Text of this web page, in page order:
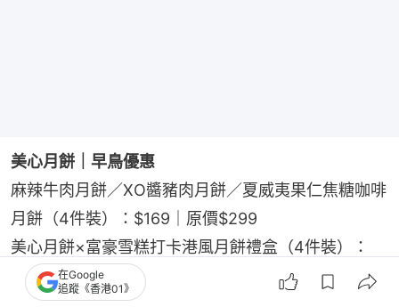
美心月餅｜早鳥優惠
麻辣牛肉月餅／XO醬豬肉月餅／夏威夷果仁焦糖咖啡
月餅（4件裝）：$169｜原價$299
美心月餅×富豪雪糕打卡港風月餅禮盒（4件裝）：
$155｜原價$275
在Google
追蹤《香港01》